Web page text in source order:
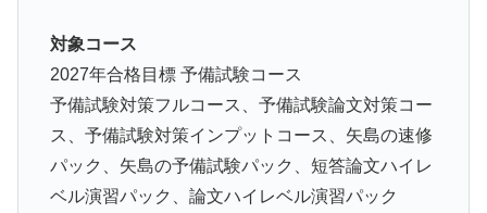
対象コース
2027年合格目標 予備試験コース
予備試験対策フルコース、予備試験論文対策コー
ス、予備試験対策インプットコース、矢島の速修
パック、矢島の予備試験パック、短答論文ハイレ
ベル演習パック、論文ハイレベル演習パック